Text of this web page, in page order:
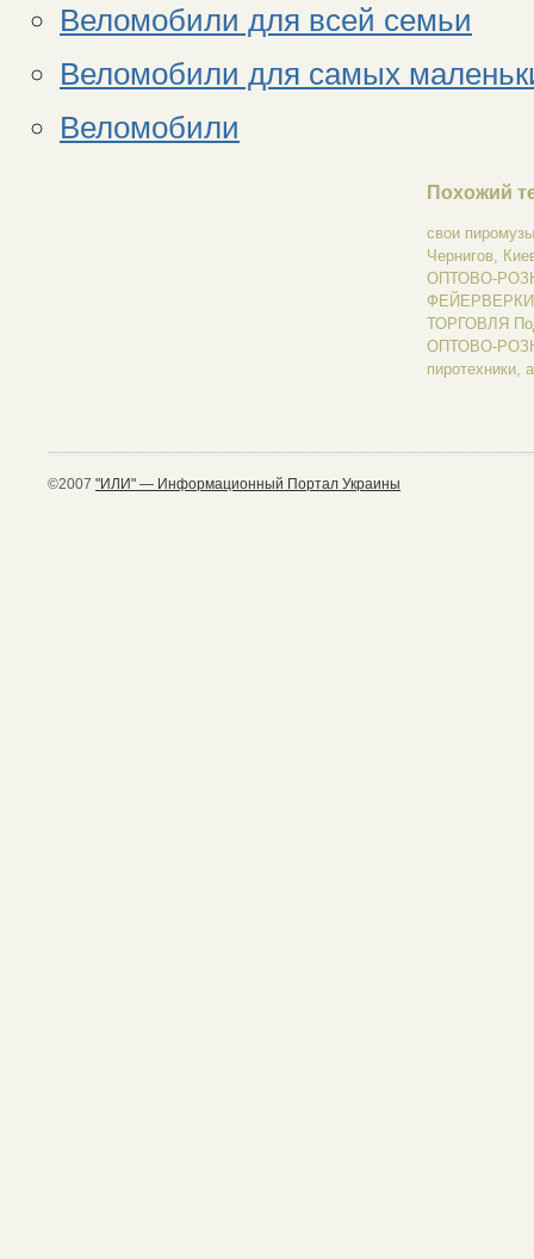
Веломобили для всей семьи
Веломобили для самых
Веломобили
Похожий
свои
Чернигов,
ОПТОВО-
ТОРГОВЛЯ
ОПТОВО-
пиротехники,
©2007 "ИЛИ" — Информационный Портал Украины